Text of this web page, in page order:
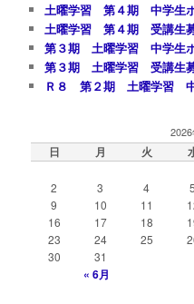
土曜学習 第４期 中学生ボ
土曜学習 第４期 受講生
第３期 土曜学習 中学生ボ
第３期 土曜学習 受講生
Ｒ８ 第２期 土曜学習 中
日 月 火
2
3 4 5
9
10 11
16
17 18
23
24 25
30
31
« 6月